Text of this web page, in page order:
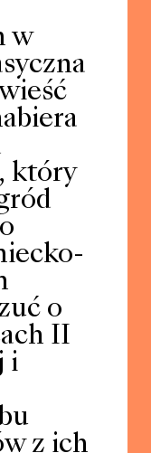
w
który
o
II
i
z ich